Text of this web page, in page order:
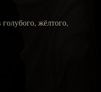
жёлтого,